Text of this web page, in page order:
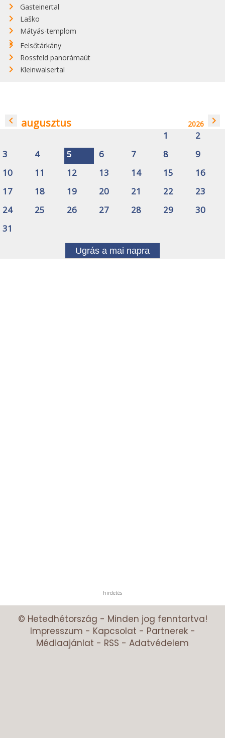
Gasteinertal
Laško
Mátyás-templom
Felsőtárkány
Rossfeld panorámaút
Kleinwalsertal
navigate_before augusztus 2026 navigate_next
1
2
3
4 5 6 7 8
9
10
11 12 13 14 15
16
17
18 19 20 21 22
23
24
25 26 27 28 29
30
31
Ugrás a mai napra
hirdetés
© Hetedhétország - Minden jog fenntartva!
Impresszum - Kapcsolat - Partnerek-
Médiaajánlat - RSS - Adatvédelem